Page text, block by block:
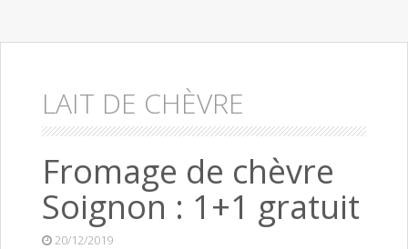
LAIT DE CHÈVRE
Fromage de chèvre
Soignon : 1+1 gratuit
20/12/2019